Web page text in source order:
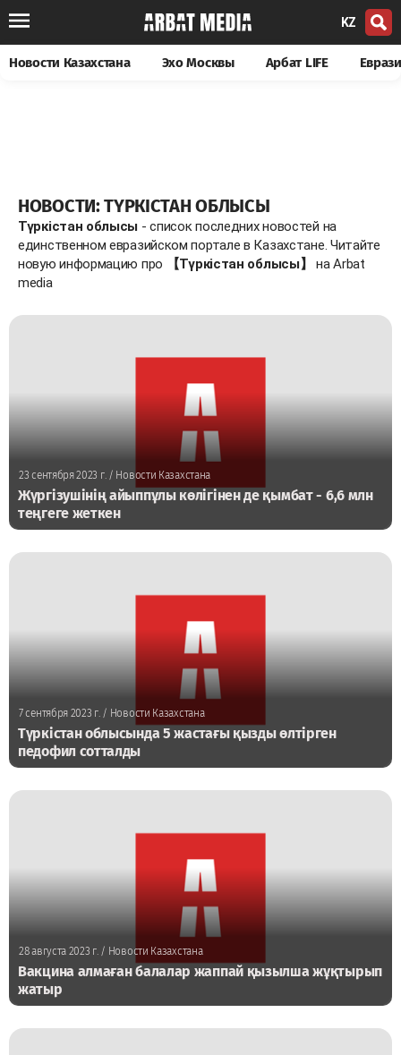
KZ
Новости Казахстана Эхо Москвы Арбат LIFE
НОВОСТИ: ТҮРКІСТАН ОБЛЫСЫ
Түркістан облысы - список последних новостей на
единственном евразийском портале в Казахстане. Читайте
новую информацию про
【Түркістан облысы】
на Arbat
media
23 сентября 2023 г./ Новости Казахстана
Жүргізушінің айыппұлы көлігінен де қымбат - 6,6 млн
теңгеге жеткен
7 сентября 2023 г./ Новости Казахстана
Түркістан облысында 5 жастағы қызды өлтірген
педофил сотталды
28 августа 2023 г./ Новости Казахстана
Вакцина алмаған балалар жаппай қызылша жұқтырып
жатыр